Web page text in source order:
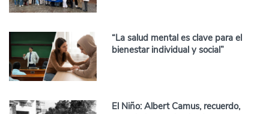
“La salud mental es clave para el
bienestar individual y social”
El Niño: Albert Camus, recuerdo,